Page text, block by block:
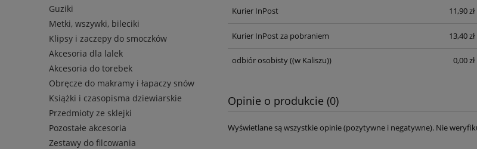
Guziki
Metki, wszywki, bileciki
Klipsy i zaczepy do smoczków
Akcesoria dla lalek
Akcesoria do torebek
Obręcze do makramy i łapaczy snów
Książki i czasopisma dziewiarskie
Przedmioty ze sklejki
Pozostałe akcesoria
Zestawy do filcowania
Kurier InPost 11,90 zł
Kurier InPost za pobraniem 13,40 zł
odbiór osobisty((w Kaliszu)) 0,00 zł
Opinie o produkcie (0)
Wyświetlane są wszystkie opinie (pozytywne i negatywne). Nie